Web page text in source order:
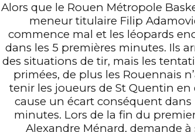
Alors que le Rouen Métropole
meneur titulaire Filip
commence mal et les léopards
dans les 5 premières minutes. Ils
des situations de tir, mais les
primées, de plus les Rouennais
tenir les joueurs de St Quentin en
cause un écart conséquent dans
minutes. Lors de la fin du
Alexandre Ménard, demande à